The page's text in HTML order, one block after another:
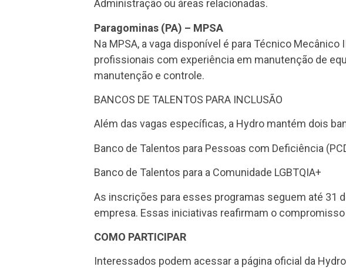
Administração ou áreas relacionadas.
Paragominas (PA) – MPSA
Na MPSA, a vaga disponível é para Técnico
profissionais com experiência em manutenção de
manutenção e controle.
BANCOS DE TALENTOS PARA INCLUSÃO
Além das vagas específicas, a Hydro mantém dois
Banco de Talentos para Pessoas com Deficiência
Banco de Talentos para a Comunidade LGBTQIA+
As inscrições para esses programas seguem até 31
empresa. Essas iniciativas reafirmam o
COMO PARTICIPAR
Interessados podem acessar a página oficial da